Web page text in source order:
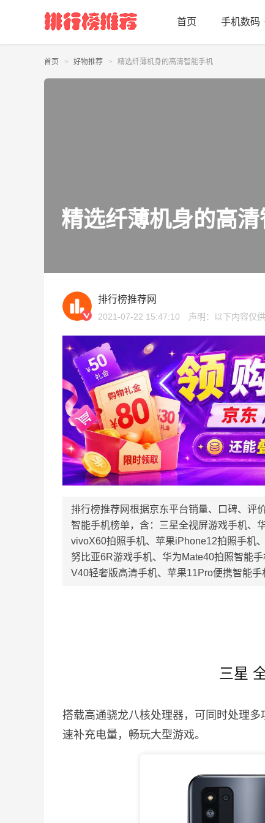
首页 手机数码
首页 好物推荐 精选纤薄机身的高清智能手机
精选纤薄机身的高
排行榜推荐网
2021-07-22 15:47:10 声明：以下内容仅
排行榜推荐网根据京东平台销量、口碑、评
智能手机榜单，含：三星全视屏游戏手机、
vivoX60拍照手机、苹果iPhone12拍照手机
努比亚6R游戏手机、华为Mate40拍照智能
V40轻奢版高清手机、苹果11Pro便携智能
三星
搭载高通骁龙八核处理器，可同时处理
速补充电量，畅玩大型游戏。